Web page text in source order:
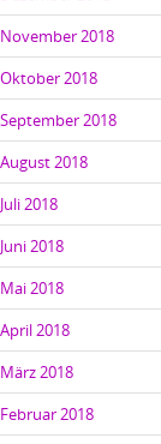
November 2018
Oktober 2018
September 2018
August 2018
Juli 2018
Juni 2018
Mai 2018
April 2018
März 2018
Februar 2018